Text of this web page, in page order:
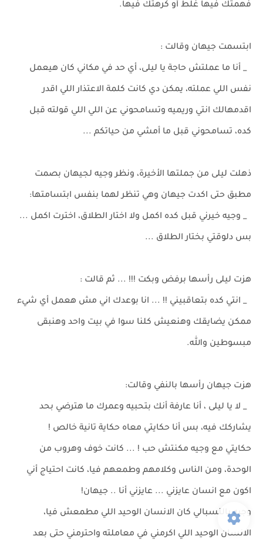
فهمتك فيها غلط أو كرهتك فيها.
ابتسمت جيهان وقالت :
_ أنا ما عملتش حاجة يا ليلى، أي حد في مكاني كان هيعمل
نفس اللي عملته، يمكن دي كانت كلمة الاعتذار اللي اقدر
اقدمهالك انتي وريميه وتسامحوني عن اللي اللي قولته قبل
كده، تسامحوني قبل ما أمشي من حياتكم ...
ذهلت ليلى من جملتها الأخيرة، ونظر وجيه لجيهان بصمت
مطبق حتى اكدت جيهان وهي تنظر لهما بنفس ابتسامتها:
_ وجيه خيرني قبل كده اكمل ولا اختار الطلاق، اخترت اكمل ...
بس دلوقتي بختار الطلاق ...
هزت ليلى رأسها برفض وبكت !!! ... ثم قالت :
_ انتي كده بتعاقبيني !! ... انا بوعدك اني مش هعمل أي شيء
ممكن يضايقك وهنعيش كلنا سوا في بيت واحد وهنبقى
مبسوطين والله.
هزت جيهان رأسها بالنفي وقالت:
_ لا يا ليلى ، أنا عارفة أنك بتحبيه وعمرك ما هترضي بحد
يشاركك فيه، بس أنا حكايتي معاه حكاية تانية خالص !
حكايتي مع وجيه مكنتش حب ! ... كانت خوف وهروب من
الوحدة، ومن الناس وكلامهم وطمعهم فيا، كانت احتياج أني
اكون مع انسان عايزني ... عايزني أنا .. جيهان!
وجيه بالنسبالي كان الانسان الوحيد اللي مطمعش فيا،
الانسان الوحيد اللي اكرمني في معاملته واحترمني حتى بعد